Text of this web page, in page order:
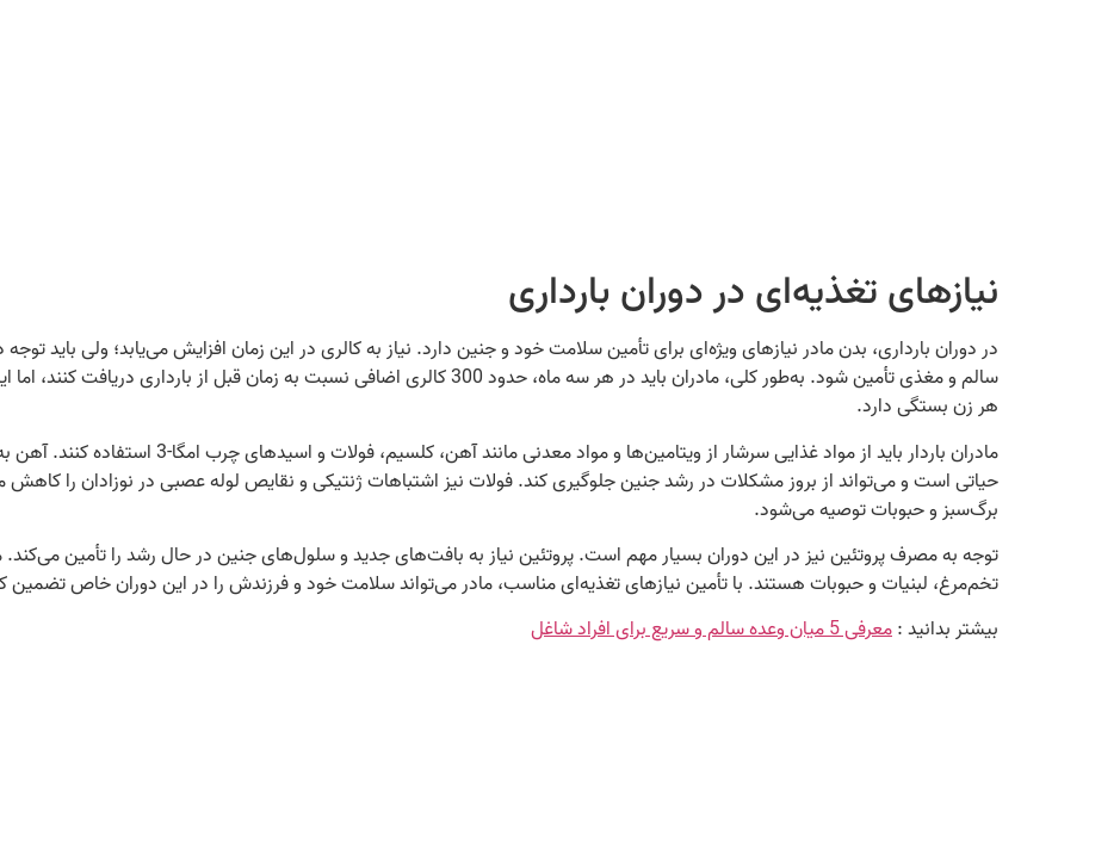
نیازهای تغذیه‌ای در دوران بارداری
در دوران بارداری، بدن مادر نیازهای ویژه‌ای برای تأمین سلامت خود و جنین دارد. نیاز به کالری در این زمان افزایش می‌یابد؛ ولی باید
سالم و مغذی تأمین شود. به‌طور کلی، مادران باید در هر سه ماه، حدود 300 کالری اضافی نسبت به
هر زن بستگی دارد.
مادران باردار باید از مواد غذایی سرشار از
حیاتی است و می‌تواند از بروز مشکلات در رشد جنین جلوگیری کند. فولات نیز اشتباهات ژنتیکی و نقایص لوله عصبی در نوزادان را
برگ‌سبز و حبوبات توصیه می‌شود.
توجه به مصرف پروتئین نیز در این دوران بسیار مهم است. پروتئین نیاز به بافت‌های جدید و سلول‌های جنین در حال رشد را تأمین
تخم‌مرغ، لبنیات و حبوبات هستند. با تأمین نیازهای تغذیه‌ای مناسب، مادر می‌تواند سلامت خود و فرزندش را در این دوران خاص تضمین
بیشتر بدانید :معرفی 5 میان وعده سالم و سریع برای افراد شاغل